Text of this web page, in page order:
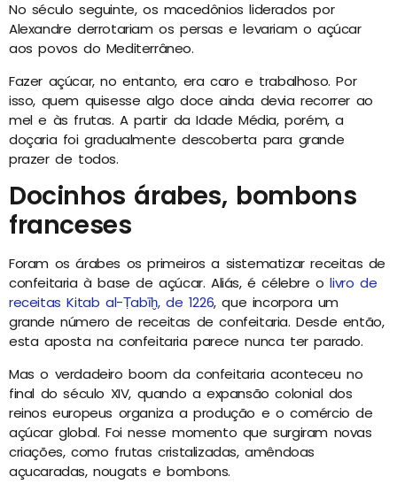
No século seguinte, os macedônios liderados por
Alexandre derrotariam os persas e levariam o açúcar
aos povos do Mediterrâneo.
Fazer açúcar, no entanto, era caro e trabalhoso. Por
isso, quem quisesse algo doce ainda devia recorrer ao
mel e às frutas. A partir da Idade Média, porém, a
doçaria foi gradualmente descoberta para grande
prazer de todos.
Docinhos árabes, bombons
franceses
Foram os árabes os primeiros a sistematizar receitas de
confeitaria à base de açúcar. Aliás, é célebre olivro de
receitas Kitab al-Ṭabīḫ, de 1226, que incorpora um
grande número de receitas de confeitaria. Desde então,
esta aposta na confeitaria parece nunca ter parado.
Mas o verdadeiro boom da confeitaria aconteceu no
final do século XIV, quando a expansão colonial dos
reinos europeus organiza a produção e o comércio de
açúcar global. Foi nesse momento que surgiram novas
criações, como frutas cristalizadas, amêndoas
açucaradas, nougats e bombons.